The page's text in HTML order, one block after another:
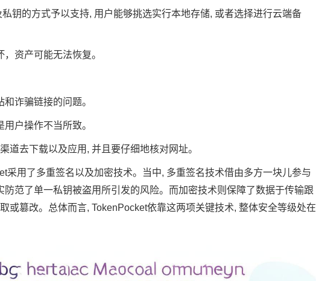
钥的方式予以支持, 用户能够挑选实行本地存储, 或者选择进行云端备
资产可能无法恢复。
诈骗链接的问题。
户操作不当所致。
道去下载以及应用, 并且要仔细地核对网址。
采用了多重签名以及加密技术。当中, 多重签名技术借由多方一块儿参与
范了单一私钥被盗用所引发的风险。而加密技术则保障了数据于传输跟
或篡改。总体而言, TokenPocket依靠这两项关键技术, 整体安全等级处在